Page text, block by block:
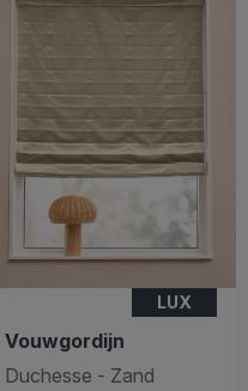
LUX
Vouwgordijn
Duchesse - Zand